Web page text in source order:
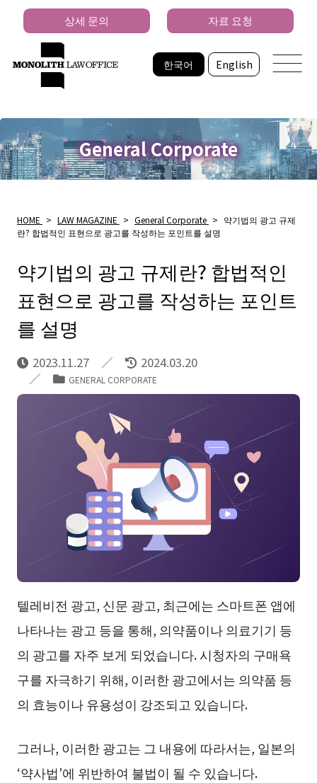
한국어 English
상세 문의 자료 요청
General Corporate
HOME > LAW MAGAZINE > General Corporate > 약기법의 광고 규제
란? 합법적인 표현으로 광고를 작성하는 포인트를 설명
약기법의 광고 규제란? 합법적인
표현으로 광고를 작성하는 포인트
를 설명
2023.11.27 2024.03.20
GENERAL CORPORATE
텔레비전 광고, 신문 광고, 최근에는 스마트폰 앱에
나타나는 광고 등을 통해, 의약품이나 의료기기 등
의 광고를 자주 보게 되었습니다. 시청자의 구매욕
구를 자극하기 위해, 이러한 광고에서는 의약품 등
의 효능이나 유용성이 강조되고 있습니다.
그러나, 이러한 광고는 그 내용에 따라서는, 일본의
‘약사법’에 위반하여 불법이 될 수 있습니다.